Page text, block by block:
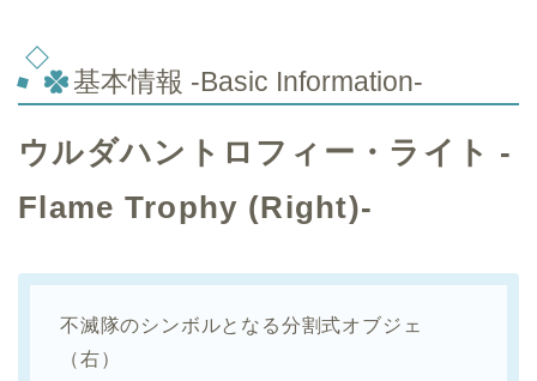
基本情報 -Basic Information-
ウルダハントロフィー・ライト -
Flame Trophy (Right)-
不滅隊のシンボルとなる分割式オブジェ
（右）